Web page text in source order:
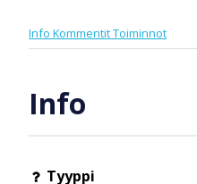
Info KommentitToiminnot
Info
Tyyppi